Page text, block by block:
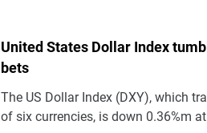
United States Dollar Index
bets
The US Dollar Index (DXY), which
of six currencies, is down 0.36%m